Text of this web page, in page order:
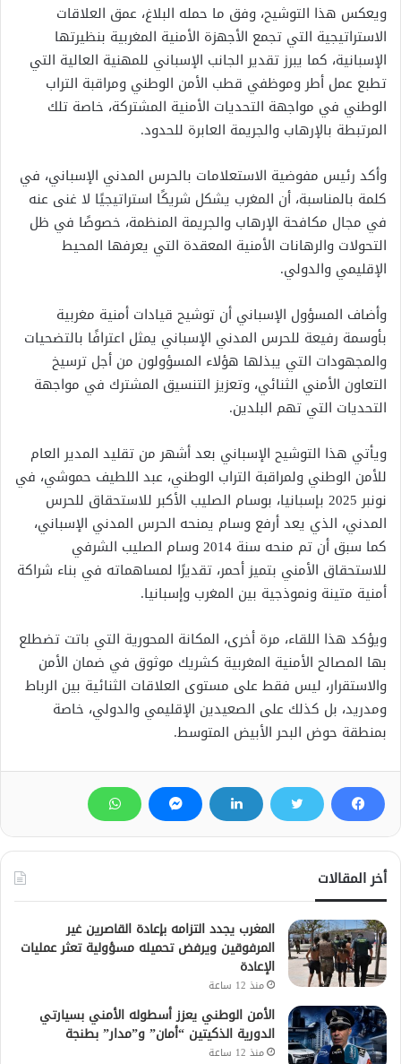
ويعكس هذا التوشيح، وفق ما حمله البلاغ، عمق العلاقات
الاستراتيجية التي تجمع الأجهزة الأمنية المغربية بنظيرتها
الإسبانية، كما يبرز تقدير الجانب الإسباني للمهنية العالية التي
تطبع عمل أطر وموظفي قطب الأمن الوطني ومراقبة التراب
الوطني في مواجهة التحديات الأمنية المشتركة، خاصة تلك
المرتبطة بالإرهاب والجريمة العابرة للحدود.
وأكد رئيس مفوضية الاستعلامات بالحرس المدني الإسباني، في
كلمة بالمناسبة، أن المغرب يشكل شريكًا استراتيجيًا لا غنى عنه
في مجال مكافحة الإرهاب والجريمة المنظمة، خصوصًا في ظل
التحولات والرهانات الأمنية المعقدة التي يعرفها المحيط
الإقليمي والدولي.
وأضاف المسؤول الإسباني أن توشيح قيادات أمنية مغربية
بأوسمة رفيعة للحرس المدني الإسباني يمثل اعترافًا بالتضحيات
والمجهودات التي يبذلها هؤلاء المسؤولون من أجل ترسيخ
التعاون الأمني الثنائي، وتعزيز التنسيق المشترك في مواجهة
التحديات التي تهم البلدين.
ويأتي هذا التوشيح الإسباني بعد أشهر من تقليد المدير العام
للأمن الوطني ولمراقبة التراب الوطني، عبد اللطيف حموشي، في
نونبر 2025 بإسبانيا، بوسام الصليب الأكبر للاستحقاق للحرس
المدني، الذي يعد أرفع وسام يمنحه الحرس المدني الإسباني،
كما سبق أن تم منحه سنة 2014 وسام الصليب الشرفي
للاستحقاق الأمني بتميز أحمر، تقديرًا لمساهماته في بناء شراكة
أمنية متينة ونموذجية بين المغرب وإسبانيا.
ويؤكد هذا اللقاء، مرة أخرى، المكانة المحورية التي باتت تضطلع
بها المصالح الأمنية المغربية كشريك موثوق في ضمان الأمن
والاستقرار، ليس فقط على مستوى العلاقات الثنائية بين الرباط
ومدريد، بل كذلك على الصعيدين الإقليمي والدولي، خاصة
بمنطقة حوض البحر الأبيض المتوسط.
أخر المقالات
المغرب يجدد التزامه بإعادة القاصرين غير
المرفوقين ويرفض تحميله مسؤولية تعثر عمليات
الإعادة
منذ 12 ساعة
الأمن الوطني يعزز أسطوله الأمني بسيارتي
الدورية الذكيتين “أمان” و”مدار” بطنجة
منذ 12 ساعة